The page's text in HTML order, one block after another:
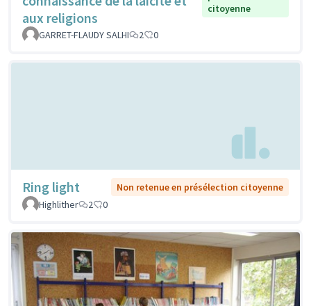
aux religions
citoyenne
GARRET-FLAUDY SALHI 2 0
Ring light
Non retenue en présélection citoyenne
Highlither
2 0